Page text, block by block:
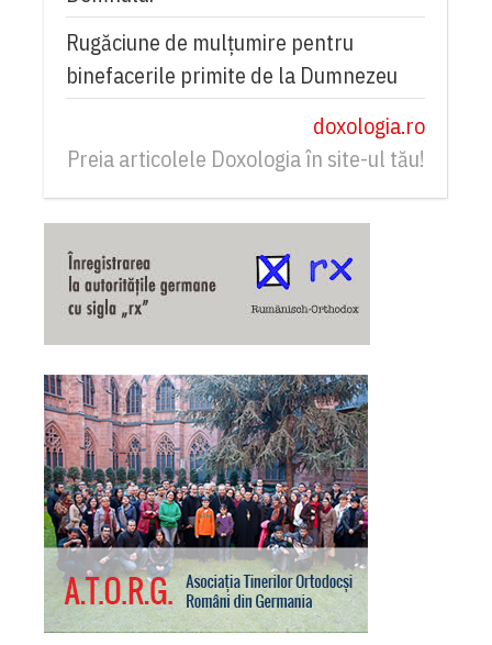
Rugăciune de mulțumire pentru
binefacerile primite de la Dumnezeu
doxologia.ro
Preia articolele Doxologia în site-ul tău!